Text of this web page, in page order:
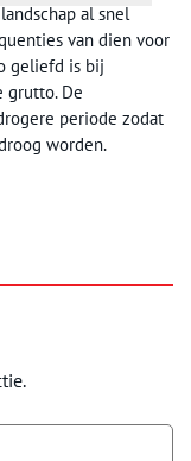
al snel
van dien voor
geliefd is bij
grutto. De
periode zodat
worden.